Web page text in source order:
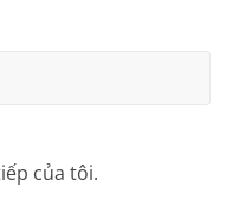
của tôi.